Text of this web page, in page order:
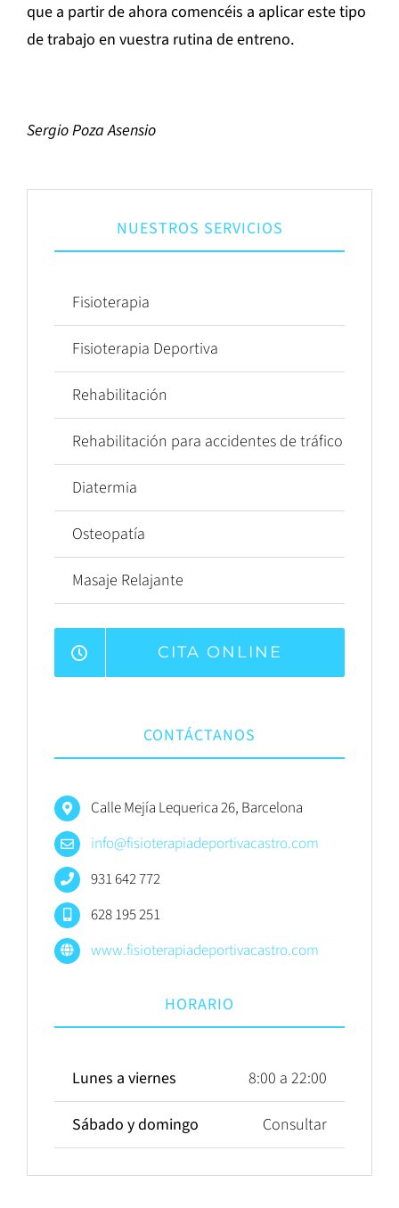
que a partir de ahora comencéis a aplicar este tipo
de trabajo en vuestra rutina de entreno.
Sergio Poza Asensio
NUESTROS SERVICIOS
Fisioterapia
Fisioterapia Deportiva
Rehabilitación
Rehabilitación para accidentes de tráfico
Diatermia
Osteopatía
Masaje Relajante
CITA ONLINE
CONTÁCTANOS
Calle Mejía Lequerica 26, Barcelona
info@fisioterapiadeportivacastro.com
931 642 772
628 195 251
www.fisioterapiadeportivacastro.com
HORARIO
Lunes a viernes 8:00 a 22:00
Sábado y domingo Consultar